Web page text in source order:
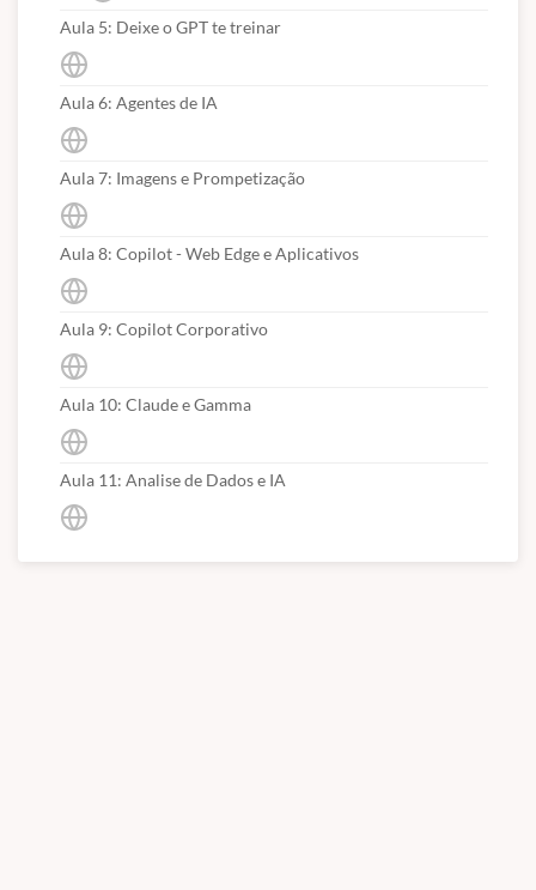
Aula 5: Deixe o GPT te treinar
Aula 6: Agentes de IA
Aula 7: Imagens e Prompetização
Aula 8: Copilot - Web Edge e Aplicativos
Aula 9: Copilot Corporativo
Aula 10: Claude e Gamma
Aula 11: Analise de Dados e IA